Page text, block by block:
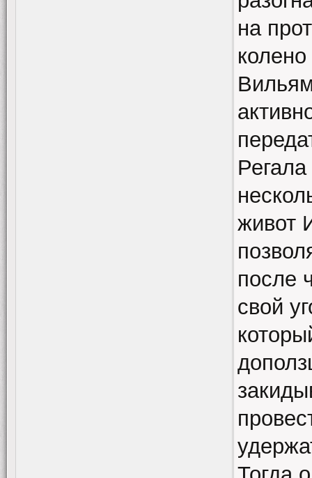
на
Регала
живот
после
свой